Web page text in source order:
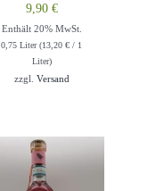
9,90 €
Enthält 20% MwSt.
0,75 Liter (13,20€ / 1
Liter)
zzgl. Versand